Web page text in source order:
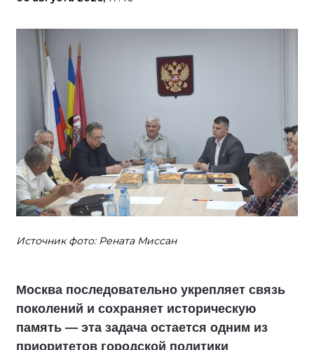
Источник фото: Рената Миссан
Москва последовательно укрепляет связь
поколений и сохраняет историческую
память — эта задача остается одним из
приоритетов городской политики